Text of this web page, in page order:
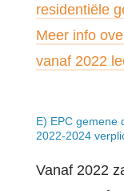
residentiële
Meer info
vanaf 2022
E) EPC gemene
2022-2024
Vanaf 2022